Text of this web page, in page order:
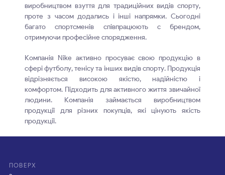
виробництвом взуття для традиційних видів спорту,
проте з часом додались і інші напрямки. Сьогодні
багато спортсменів співпрацюють с брендом,
отримуючи професійне спорядження.
Компанія Nike активно просуває свою продукцію в
сфері футболу, тенісу та інших видів спорту. Продукція
відрізняється високою якістю, надійністю і
комфортом. Підходить для активного життя звичайної
людини. Компанія займається виробництвом
продукції для різних покупців, які цінують якість
продукції.
ПОВЕРХ